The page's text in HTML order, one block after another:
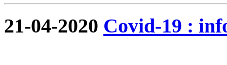
21-04-2020 Covid-19 :